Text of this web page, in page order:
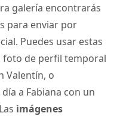
galería encontrarás
para enviar por
Puedes usar estas
foto de perfil temporal
Valentín, o
a Fabiana con un
imágenes